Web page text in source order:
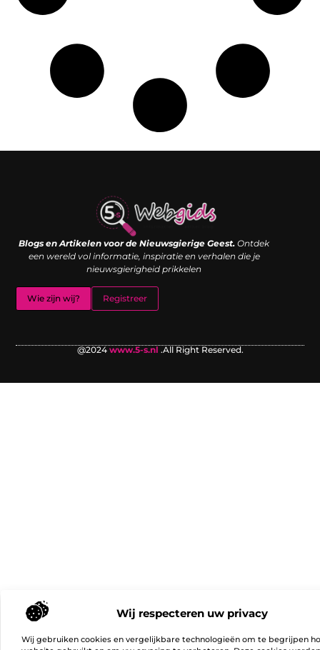
Wij respecteren uw privacy
Wij gebruiken cookies en vergelijkbare technologieën om te begrijpen
Blogs en Artikelen voor de Nieuwsgierige Geest. Ontdek
een wereld vol informatie, inspiratie en verhalen die je
nieuwsgierigheid prikkelen
Wie zijn wij? Registreer
@2024 www.5-s.nl .All Right Reserved.